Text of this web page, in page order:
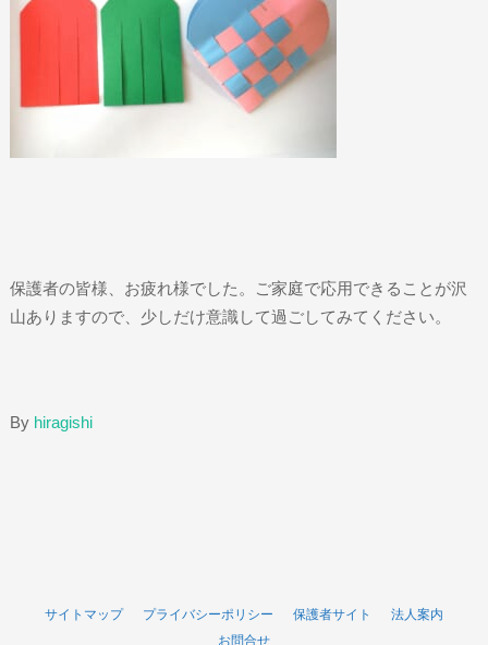
保護者の皆様、お疲れ様でした。ご家庭で応用できることが沢
山ありますので、少しだけ意識して過ごしてみてください。
By hiragishi
サイトマップ プライバシーポリシー 保護者サイト
法人案内
お問合せ